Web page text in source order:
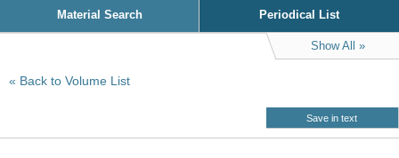
Material Search Periodical List
Show All
Back to Volume List
Save in text